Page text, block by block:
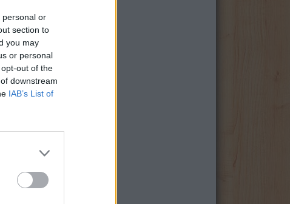
personal or
section to
you may
or personal
out of the
downstream
IAB’s List of